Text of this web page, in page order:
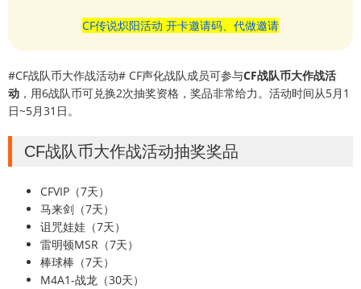
CF传说炽阳活动 开卡邀请码、代做邀请
#CF战队币大作战活动# CF声化战队成员可参与CF战队币大作战活
动 ，用6战队币可兑换2次抽奖资格，奖品非常给力。活动时间从5月1
日~5月31日。
CF战队币大作战活动抽奖奖品
CFVIP（7天）
马来剑（7天）
诅咒娃娃（7天）
雷明顿MSR（7天）
棒球棒（7天）
M4A1-战龙（30天）